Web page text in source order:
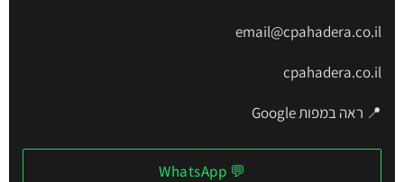
email@cpahadera.co.il
cpahadera.co.il
📍 ראה במפות Google
💬 WhatsApp